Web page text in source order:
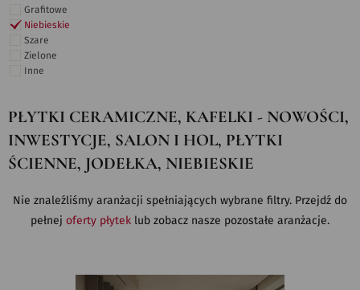
Grafitowe
Niebieskie
Szare
Zielone
Inne
PŁYTKI CERAMICZNE, KAFELKI - NOWOŚCI,
INWESTYCJE, SALON I HOL, PŁYTKI
ŚCIENNE, JODEŁKA, NIEBIESKIE
Nie znaleźliśmy aranżacji spełniających wybrane filtry. Przejdź do
pełnej oferty płytek lub zobacz nasze pozostałe aranżacje.